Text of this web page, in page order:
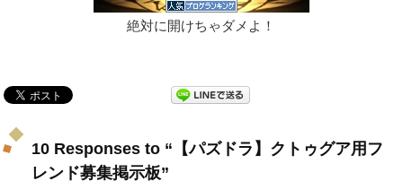
絶対に開けちゃダメよ！
10 Responses to “【パズドラ】クトゥグア用フ
レンド募集掲示板”